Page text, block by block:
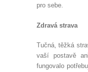
pro sebe.
Zdravá strava
Tučná, těžká
vaší postavě
fungovalo